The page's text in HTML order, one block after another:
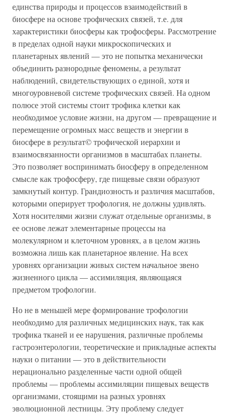
единства природы и процессов взаимодействий в
биосфере на основе трофических связей, т.е. для
характеристики биосферы как трофосферы. Рассмотрение
в пределах одной науки микроскопических и
планетарных явлений — это не попытка механически
объединить разнородные феномены, а результат
наблюдений, свидетельствующих о единой, хотя и
многоуровневой системе трофических связей. На одном
полюсе этой системы стоит трофика клетки как
необходимое условие жизни, на другом — превращение и
перемещение огромных масс веществ и энергии в
биосфере в результат© трофической иерархии и
взаимосвязанности организмов в масштабах планеты.
Это позволяет воспринимать биосферу в определенном
смысле как трофосферу, где пищевые связи образуют
замкнутый контур. Грандиозность и различия масштабов,
которыми оперирует трофология, не должны удивлять.
Хотя носителями жизни служат отдельные организмы, в
ее основе лежат элементарные процессы на
молекулярном и клеточном уровнях, а в целом жизнь
возможна лишь как планетарное явление. На всех
уровнях организации живых систем начальное звено
жизненного цикла — ассимиляция, являющаяся
предметом трофологии.
Но не в меньшей мере формирование трофологии
необходимо для различных медицинских наук, так как
трофика тканей и ее нарушения, различные проблемы
гастроэнтерологии, теоретические и прикладные аспекты
науки о питании — это в действительности
нерационально разделенные части одной общей
проблемы — проблемы ассимиляции пищевых веществ
организмами, стоящими на разных уровнях
эволюционной лестницы. Эту проблему следует